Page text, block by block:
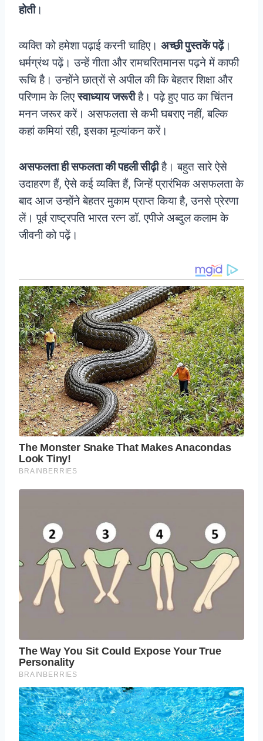
होती।
व्‍यक्ति को हमेशा पढ़ाई करनी चाहिए। अच्‍छी पुस्‍तकें पढ़ें।
धर्मग्रंथ पढ़ें। उन्हें गीता और रामचरितमानस पढ़ने में काफी
रूचि है। उन्‍होंने छात्रों से अपील की क‍ि बेहतर शिक्षा और
परिणाम के लिएस्‍वाध्‍याय जरूरीहै। पढ़े हुए पाठ का चिंतन
मनन जरूर करें। असफलता से कभी घबराए नहीं, बल्कि
कहां कमियां रही, इसका मूल्यांकन करें।
असफलता ही सफलता की पहली सीढ़ीहै। बहुत सारे ऐसे
उदाहरण हैं, ऐसे कई व्यक्ति हैं, जिन्हें प्रारंभिक असफलता के
बाद आज उन्होंने बेहतर मुकाम प्राप्त किया है, उनसे प्रेरणा
लें। पूर्व राष्‍ट्रपति भारत रत्‍न डॉ. एपीजे अब्‍दुल कलाम के
जीवनी को पढ़ें।